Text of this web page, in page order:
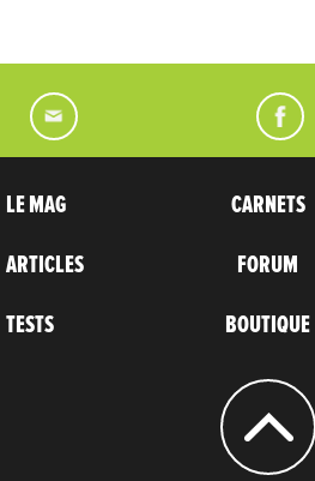
LE MAG
ARTICLES
TESTS
CARNETS
FORUM
BOUTIQUE